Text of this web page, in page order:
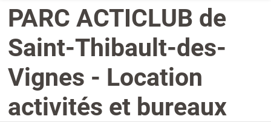
PARC ACTICLUB de
Saint-Thibault-des-
Vignes - Location
activités et bureaux